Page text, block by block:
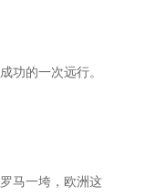
功的一次远行。
马一垮，欧洲这